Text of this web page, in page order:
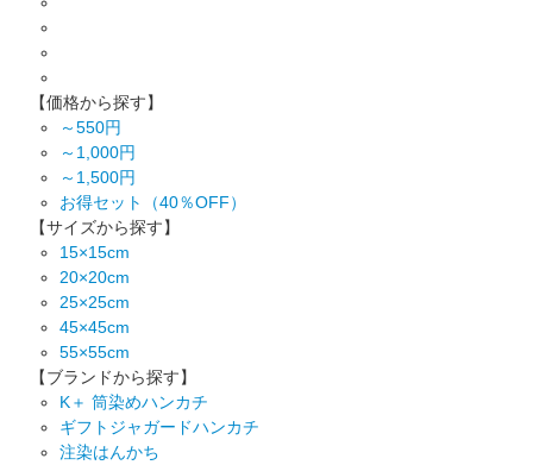
【価格から探す】
～550円
～1,000円
～1,500円
お得セット（40％OFF）
【サイズから探す】
15×15cm
20×20cm
25×25cm
45×45cm
55×55cm
【ブランドから探す】
K＋ 筒染めハンカチ
ギフトジャガードハンカチ
注染はんかち